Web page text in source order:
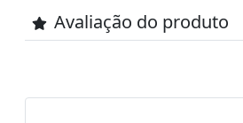
Avaliação do produto